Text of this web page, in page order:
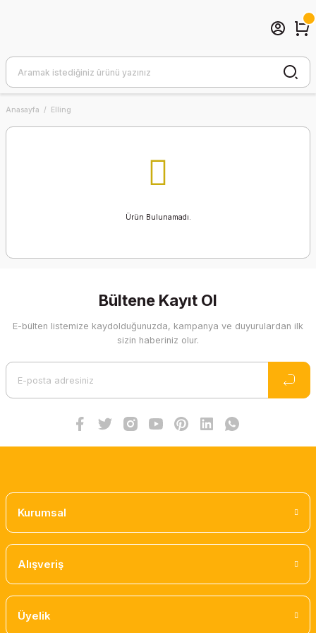
Anasayfa Elling
Ürün Bulunamadı.
Bültene Kayıt Ol
E-bülten listemize kaydolduğunuzda, kampanya ve duyurulardan ilk
sizin haberiniz olur.
Kurumsal
Alışveriş
Üyelik